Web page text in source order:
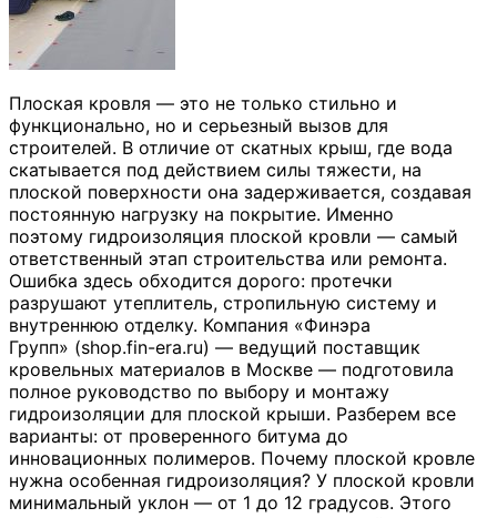
Плоская кровля — это не только стильно и
функционально, но и серьезный вызов для
строителей. В отличие от скатных крыш, где вода
скатывается под действием силы тяжести, на
плоской поверхности она задерживается, создавая
постоянную нагрузку на покрытие. Именно
поэтому гидроизоляция плоской кровли — самый
ответственный этап строительства или ремонта.
Ошибка здесь обходится дорого: протечки
разрушают утеплитель, стропильную систему и
внутреннюю отделку. Компания «Финэра
Групп» (shop.fin-era.ru) — ведущий поставщик
кровельных материалов в Москве — подготовила
полное руководство по выбору и монтажу
гидроизоляции для плоской крыши. Разберем все
варианты: от проверенного битума до
инновационных полимеров. Почему плоской кровле
нужна особенная гидроизоляция? У плоской кровли
минимальный уклон — от 1 до 12 градусов. Этого